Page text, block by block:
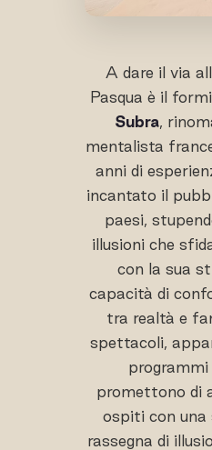
A dare il via
Pasqua è il
Subra,
mentalista
anni di
incantato il
paesi,
illusioni che
con la sua
capacità di
tra realtà e
spettacoli,
programmi
promettono di
ospiti con una
rassegna di